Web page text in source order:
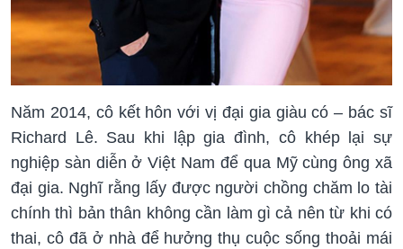
Năm 2014, cô kết hôn với vị đại gia giàu có – bác sĩ
Richard Lê. Sau khi lập gia đình, cô khép lại sự
nghiệp sàn diễn ở Việt Nam để qua Mỹ cùng ông xã
đại gia. Nghĩ rằng lấy được người chồng chăm lo tài
chính thì bản thân không cần làm gì cả nên từ khi có
thai, cô đã ở nhà để hưởng thụ cuộc sống thoải mái